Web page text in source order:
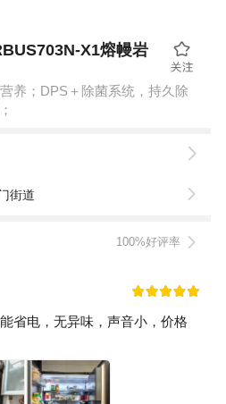
X1熔幔岩
养；DPS＋除菌系统，持久除
街道
100%好评率
省电，无异味，声音小，价格